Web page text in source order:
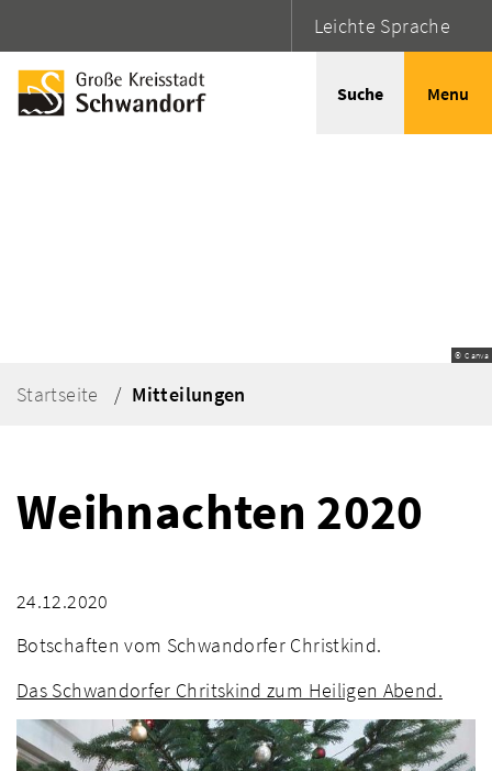
Leichte Sprache
Suche Menu
© Canva
Startseite Mitteilungen
Weihnachten 2020
24.12.2020
Botschaften vom Schwandorfer Christkind.
Das Schwandorfer Chritskind zum Heiligen Abend.